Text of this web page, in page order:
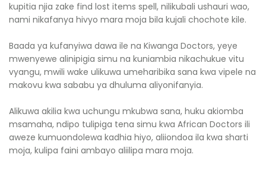
kupitia njia zake find lost items spell, nilikubali ushauri wao,
nami nikafanya hivyo mara moja bila kujali chochote kile.
Baada ya kufanyiwa dawa ile na Kiwanga Doctors, yeye
mwenyewe alinipigia simu na kuniambia nikachukue vitu
vyangu, mwili wake ulikuwa umeharibika sana kwa vipele na
makovu kwa sababu ya dhuluma aliyonifanyia.
Alikuwa akilia kwa uchungu mkubwa sana, huku akiomba
msamaha, ndipo tulipiga tena simu kwa African Doctors ili
aweze kumuondolewa kadhia hiyo, aliiondoa ila kwa sharti
moja, kulipa faini ambayo aliilipa mara moja.